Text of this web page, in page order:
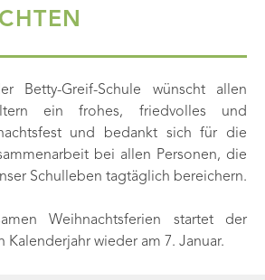
Betty-Greif-Schule wünscht allen
ein frohes, friedvolles und
und bedankt sich für die
bei allen Personen, die
Schulleben tagtäglich bereichern.
Weihnachtsferien startet der
Kalenderjahr wieder am 7. Januar.